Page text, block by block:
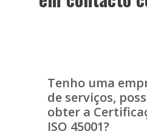
Tenho uma
de serviços,
obter a
ISO 45001?